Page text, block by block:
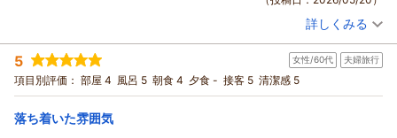
従業員一同心よりお待ち申し上げております。
（返信日：2026/06/09）
とお過ごしいただけたご様子が伺え、従業員一同幸甚に存じて
当館は「旅館の本質を編集する」というコンセプトのもと、落
ち着きのある空間と五感で四季を感じるおもてなしの提供を大
切にしております。館内の設えや和の趣が、試合後の高揚感を
心地よい余韻へと変え、一日の締めくくりとして安らぎのひと
ときをお届けできておりましたら、私どもにとりましてもこの
投稿者： shishiさん(男性/50代)
宿泊プラン： じゃらん限定【連泊割】◆直前予約にも◎北海道旬食材をまる
ごとこだわり【和御膳】 ◇ 朝食付
ダブル 朝のみ
宿泊価格帯： 12,001～13,000円(大人一人あたり/税込)
詳しくみる
5 女性/60代 夫婦旅行
項目別評価： 部屋 4 風呂 5 朝食 4 夕食 - 接客 5 清潔感 5
落ち着いた雰囲気